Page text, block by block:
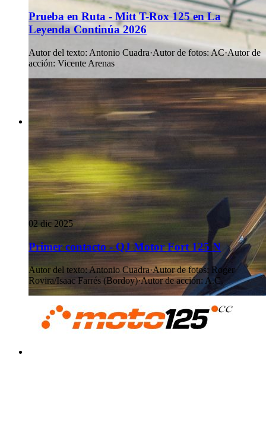
Prueba en Ruta - Mitt T-Rox 125 en La
Leyenda Continúa 2026
Autor del texto: Antonio Cuadra·Autor de fotos:AC·Autor de
acción: Vicente Arenas
02 dic 2025
Primer contacto - QJ Motor Fort 125 N
Autor del texto:Antonio Cuadra·Autor de fotos: Roger
Rovira/Isaac Farrés (Bordoy)·Autor de acción:A.C.